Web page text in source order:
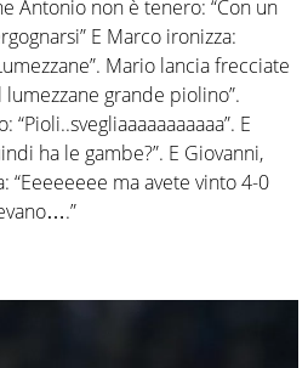
Antonio non è tenero: “Con un
E Marco ironizza:
Mario lancia frecciate
grande piolino”.
E
ha le gambe?”. E Giovanni,
“Eeeeeeee ma avete vinto 4-0